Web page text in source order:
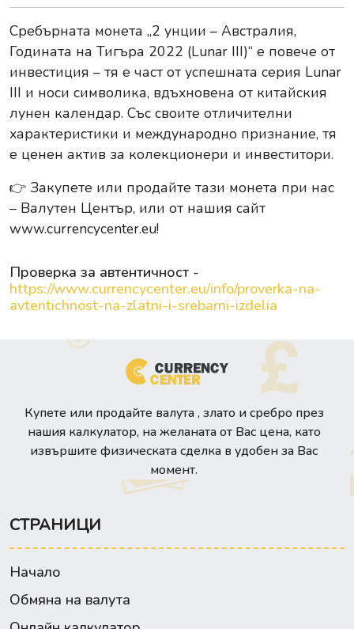
Сребърната монета „2 унции – Австралия,
Годината на Тигъра 2022 (Lunar III)“ е повече от
инвестиция – тя е част от успешната серия Lunar
III и носи символика, вдъхновена от китайския
лунен календар. Със своите отличителни
характеристики и международно признание, тя
е ценен актив за колекционери и инвеститори.
👉 Закупете или продайте тази монета при нас
– Валутен Център, или от нашия сайт
www.currencycenter.eu!
Проверка за автентичност -
https://www.currencycenter.eu/info/proverka-na-
avtentichnost-na-zlatni-i-srebarni-izdelia
Купете или продайте валута , злато и сребро през
нашия калкулатор, на желаната от Вас цена, като
извършите физическата сделка в удобен за Вас
момент.
СТРАНИЦИ
Начало
Обмяна на валута